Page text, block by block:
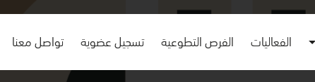
الفعاليات الفرص التطوعية تسجيل عضوية تواصل معنا